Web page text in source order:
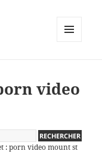
video
: porn video mount st